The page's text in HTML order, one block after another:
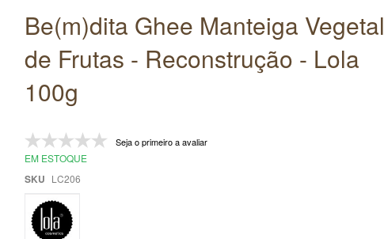
Be(m)dita Ghee Manteiga Vegetal
de Frutas - Reconstrução - Lola
100g
Seja o primeiro a avaliar
EM ESTOQUE
SKU LC206